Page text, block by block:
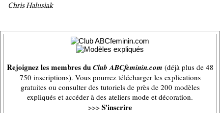
Chris Halusiak
Rejoignez les membres duClub ABCfeminin.com (déjà plus de 48
750 inscriptions). Vous pourrez télécharger les explications
gratuites ou consulter des tutoriels de près de 200 modèles
expliqués et accéder à des ateliers mode et décoration.
>>> S'inscrire